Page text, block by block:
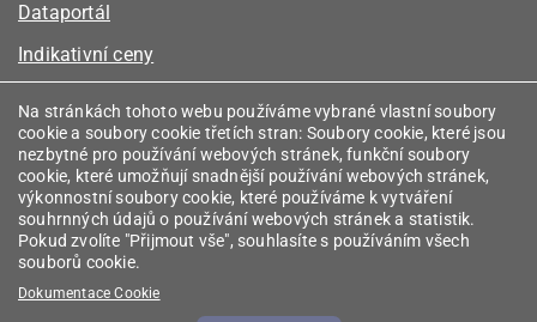
Dataportál
Indikativní ceny
Registr energetických společenství
Registr zprostředkovatelů
Srovnávače
Vyhledávač licencí
Na stránkách tohoto webu používáme vybrané vlastní soubory
cookie a soubory cookie třetích stran: Soubory cookie, které jsou
nezbytné pro používání webových stránek, funkční soubory
cookie, které umožňují snadnější používání webových stránek,
výkonnostní soubory cookie, které používáme k vytváření
souhrnných údajů o používání webových stránek a statistik.
Pokud zvolíte "Přijmout vše", souhlasíte s používáním všech
souborů cookie.
Dokumentace Cookie